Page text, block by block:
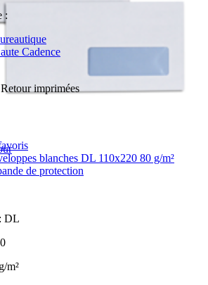
:
Cadence
imprimées
blanches DL 110x220 80 g/m²
de protection
DL
m²